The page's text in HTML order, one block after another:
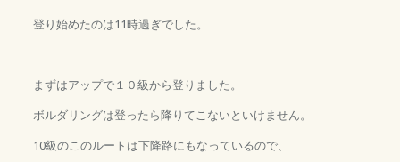
登り始めたのは11時過ぎでした。
まずはアップで１０級から登りました。
ボルダリングは登ったら降りてこないといけません。
10級のこのルートは下降路にもなっているので、